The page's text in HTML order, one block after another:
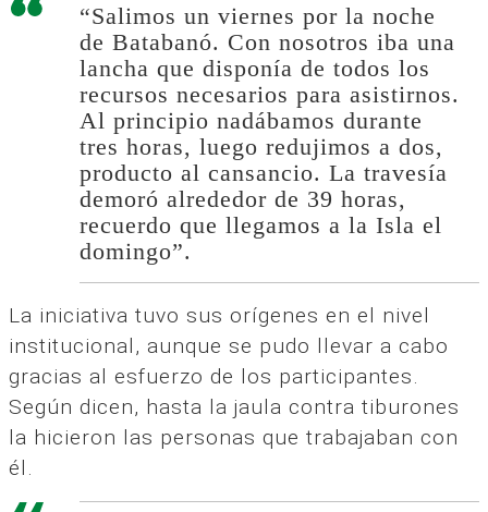
“Salimos un viernes por la noche
de Batabanó. Con nosotros iba una
lancha que disponía de todos los
recursos necesarios para asistirnos.
Al principio nadábamos durante
tres horas, luego redujimos a dos,
producto al cansancio. La travesía
demoró alrededor de 39 horas,
recuerdo que llegamos a la Isla el
domingo”.
La iniciativa tuvo sus orígenes en el nivel
institucional, aunque se pudo llevar a cabo
gracias al esfuerzo de los participantes.
Según dicen, hasta la jaula contra tiburones
la hicieron las personas que trabajaban con
él.